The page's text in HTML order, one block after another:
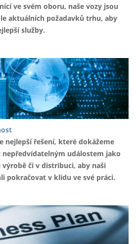
ve svém oboru, naše vozy jsou
aktuálních požadavků trhu, aby
služby.
nejlepší řešení, které dokážeme
událostem jako
výrobě či v distribuci, aby naši
pokračovat v klidu ve své práci.